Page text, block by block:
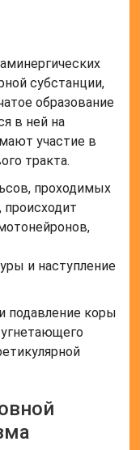
субстанции,
образование
в ней на
участие в
тракта.
проходимых
и наступление
подавление коры